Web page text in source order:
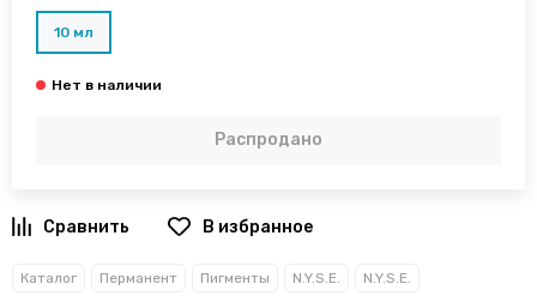
10 мл
Распродано
В избранное
Каталог Перманент Пигменты N.Y.S.E. N.Y.S.E.